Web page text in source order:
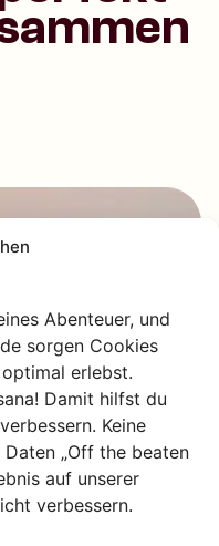
Abenteuer, und
sorgen Cookies
erlebst.
Damit hilfst du
Keine
„Off the beaten
auf unserer
verbessern.
bis hin
das
dich auf
unternimm
oder
tropischen